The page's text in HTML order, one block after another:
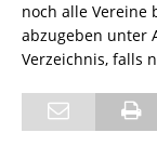
noch alle Vereine
abzugeben unter
Verzeichnis, falls